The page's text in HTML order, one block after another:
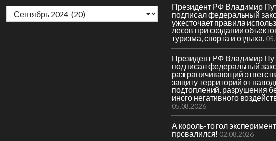
Президент РФ Владимир
подписал федеральный
ужесточает правила
лесов при создании
туризма, спорта и отдыха.
Президент РФ Владимир
подписал федеральный
разграничивающий
защиту территорий от
подтоплений, разрушения
иного негативного
05.08.2026
А король-то гол
провалился! 02.08.2026